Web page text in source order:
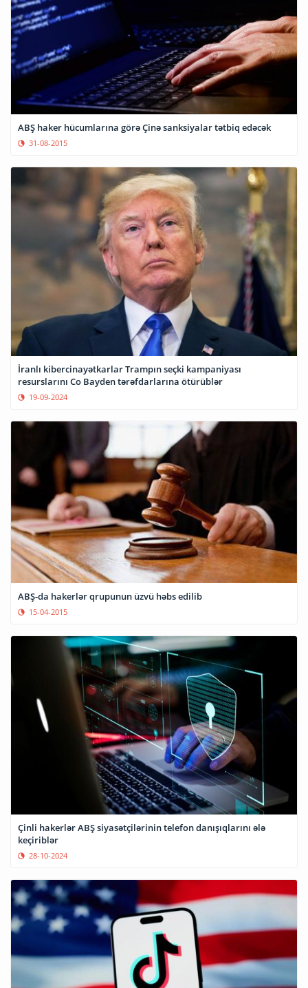
ABŞ haker hücumlarına görə Çinə sanksiyalar tətbiq edəcək
31-08-2015
İranlı kibercinayətkarlar Trampın seçki kampaniyası
resurslarını Co Bayden tərəfdarlarına ötürüblər
19-09-2024
ABŞ-da hakerlər qrupunun üzvü həbs edilib
15-04-2015
Çinli hakerlər ABŞ siyasətçilərinin telefon danışıqlarını ələ
keçiriblər
28-10-2024